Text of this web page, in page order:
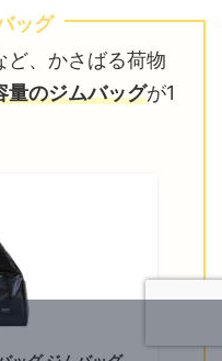
ッグ
ど、かさばる荷物
量のジムバッグが1